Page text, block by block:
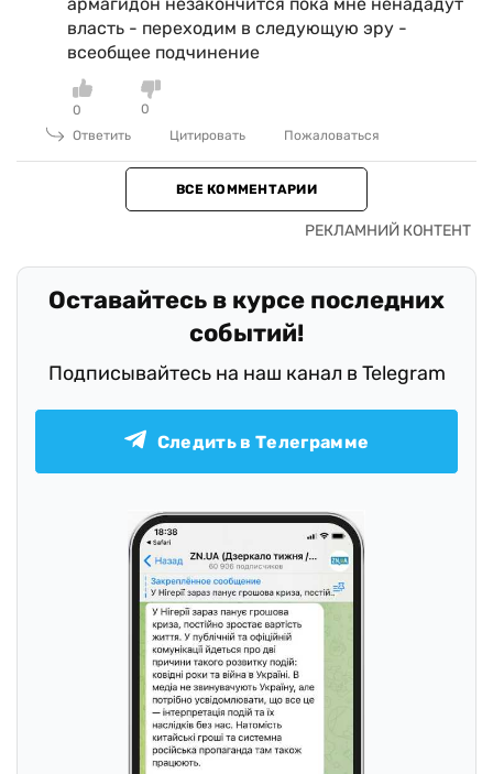
власть - переходим в следующую эру -
всеобщее подчинение
0
0
Ответить
Цитировать Пожаловаться
ВСЕ КОММЕНТАРИИ
Оставайтесь в курсе последних
событий!
Подписывайтесь на наш канал в Telegram
Следить в Телеграмме